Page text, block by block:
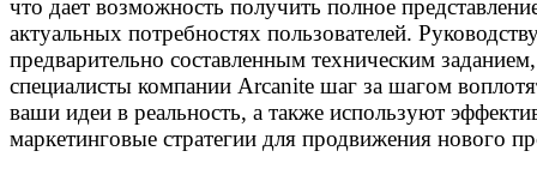
что дает возможность получить полное
актуальных потребностях пользователей.
предварительно составленным техническим заданием,
специалисты компании Arcanite шаг за шагом
ваши идеи в реальность, а также используют
маркетинговые стратегии для продвижения нового